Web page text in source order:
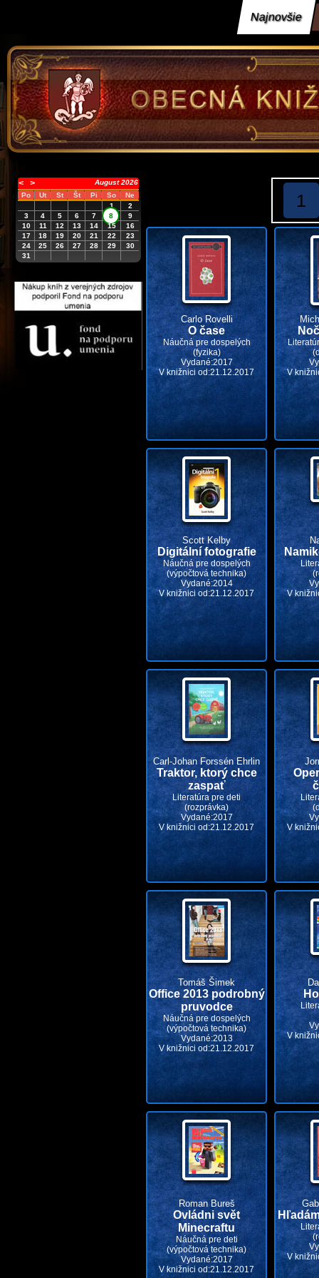
Najnovšie
< >
August 2026
Po
Ut St Št Pi So
Ne
1
2
3
4 5 6 7 8
9
10
11 12 13 14 15
16
17
18 19 20 21 22
23
24
25 26 27 28 29
30
31
1
Carlo Rovelli
O čase
Náučná pre dospelých
(fyzika)
Vydané:2017
V knižnici od:21.12.2017
V
Scott Kelby
Digitální fotografie
Náučná pre dospelých
(výpočtová technika)
Vydané:2014
V knižnici od:21.12.2017
V
Carl-Johan Forssén Ehrlin
Traktor, ktorý chce
zaspať
Literatúra pre deti
(rozprávka)
Vydané:2017
V knižnici od:21.12.2017
V
Tomáš Šimek
Office 2013 podrobný
pruvodce
Náučná pre dospelých
(výpočtová technika)
Vydané:2013
V knižnici od:21.12.2017
V
Roman Bureš
Ovládni svět
Minecraftu
Náučná pre deti
(výpočtová technika)
Vydané:2017
V knižnici od:21.12.2017
V